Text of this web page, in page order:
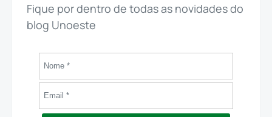
Fique por dentro de todas as novidades do
blog Unoeste